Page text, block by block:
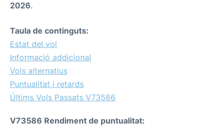
2026.
Taula de continguts:
Estat del vol
Informació addicional
Vols alternatius
Puntualitat i retards
Últims Vols Passats V73586
V73586 Rendiment de puntualitat: